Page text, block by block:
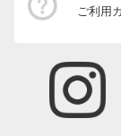
インテリアフラ
ご利用